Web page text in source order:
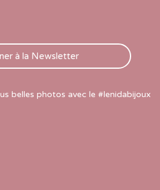
à la Newsletter
belles photos avec le #lenidabijoux